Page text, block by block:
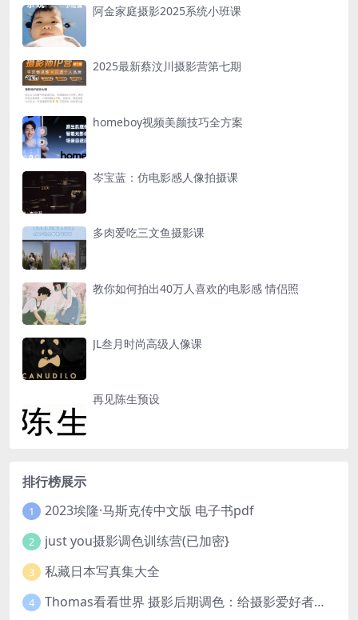
阿金家庭摄影2025系统小班课
2025最新蔡汶川摄影营第七期
homeboy视频美颜技巧全方案
岑宝蓝：仿电影感人像拍摄课
多肉爱吃三文鱼摄影课
教你如何拍出40万人喜欢的电影感 情侣照
JL叁月时尚高级人像课
再见陈生预设
排行榜展示
1 2023埃隆·马斯克传中文版 电子书pdf
2 just you摄影调色训练营(已加密}
3 私藏日本写真集大全
4 Thomas看看世界 摄影后期调色：给摄影爱好者的色彩课 网盘下载